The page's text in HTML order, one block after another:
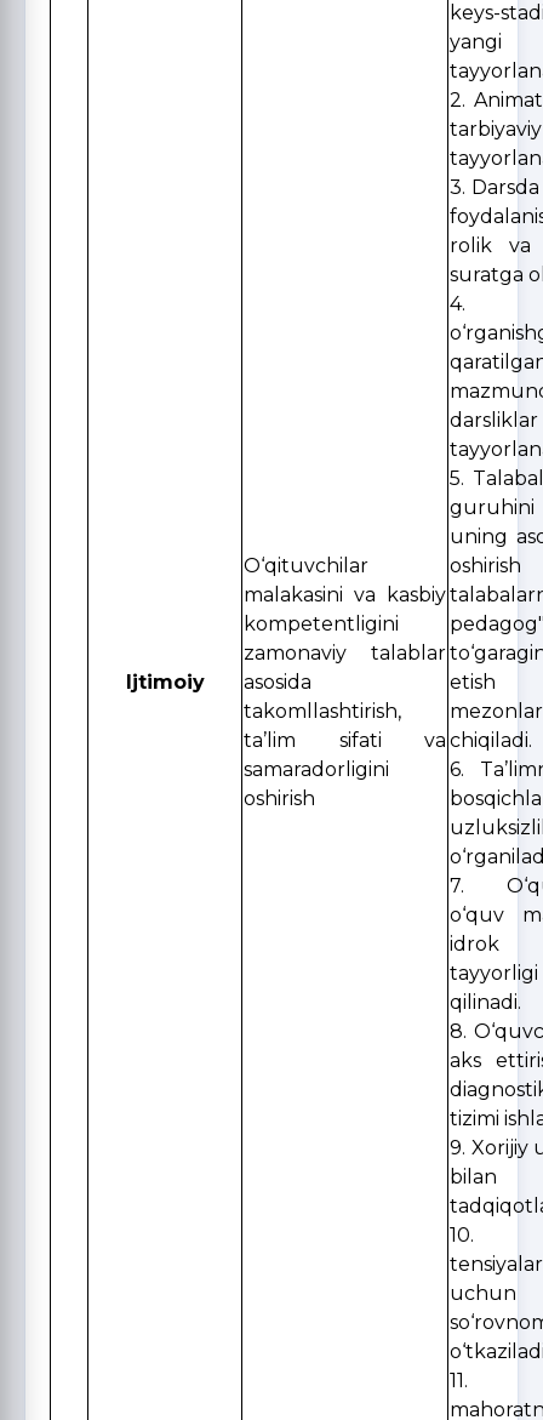
Ijtimoiy
O‘qituvchilar
malakasini va kasbiy
kompetentligini
zamonaviy talablar
asosida
takomllashtirish,
ta’lim sifati va
samaradorligini
oshirish
keys-
yangi
2.
3.
rolik va
suratga
4.
darsliklar
5.
guruhini
uning
etish
chiqiladi.
6.
7.
o‘quv
idrok
qilinadi.
8.
aks
tizimi
9. Xorijiy
bilan
10.
uchun
11.